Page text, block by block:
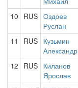
10 RUS Оздоев
Руслан
11 RUS Кузьмин
Александр
12 RUS Киланов
Ярослав